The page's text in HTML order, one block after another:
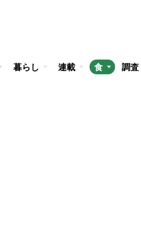
暮らし 連載 食 調査